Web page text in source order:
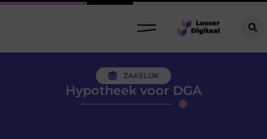
ZAKELIJK
Hypotheek voor DGA